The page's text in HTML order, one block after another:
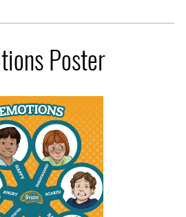
Poster